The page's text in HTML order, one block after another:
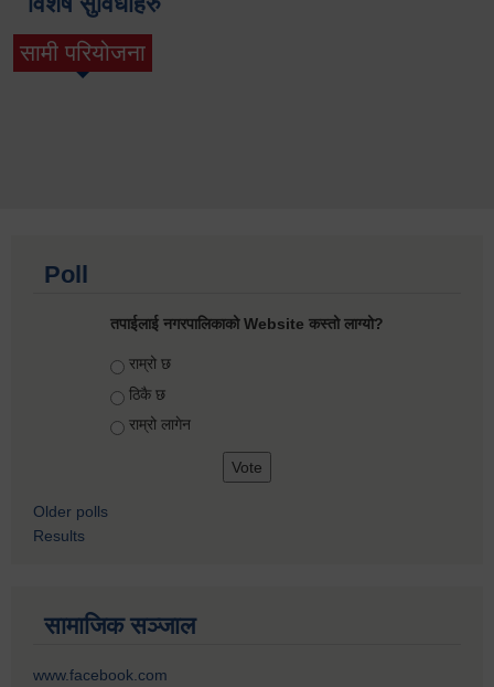
सामी परियोजना
(active tab)
Poll
तपाईलाई नगरपालिकाको Website कस्तो लाग्यो?
Choices
राम्रो छ
ठिकै छ
राम्रो लागेन
Older polls
Results
सामाजिक सञ्जाल
www.facebook.com